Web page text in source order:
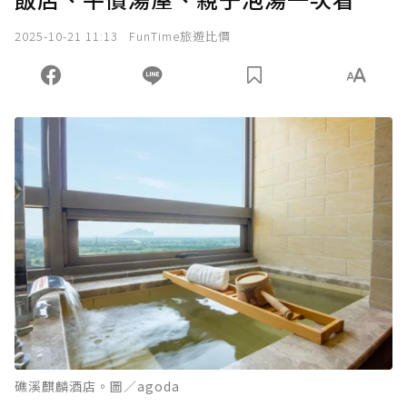
2025-10-21 11:13 FunTime旅遊比價
礁溪麒麟酒店。圖／agoda